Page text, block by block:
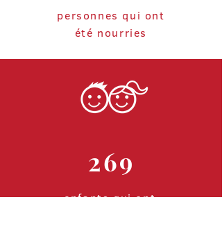
personnes qui ont
été nourries
269
enfants qui ont